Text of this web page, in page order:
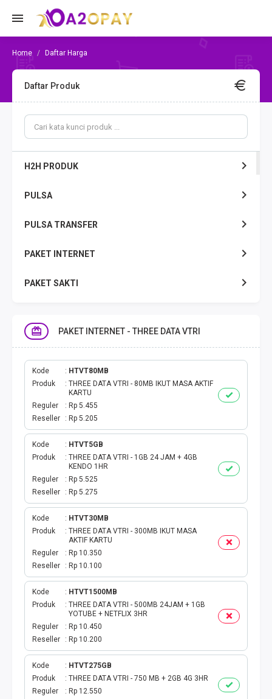
Daftar Harga
Daftar Produk
H2H PRODUK
PULSA
PULSA TRANSFER
PAKET INTERNET
PAKET SAKTI
EMONEY
PAKET SAKTI ALL OPT
TELEPON & SMS
PAKET SMS
AKTIVASI PAKET
VOUCHER DATA
VOUCHER TV
ISI ULANG GAME
TAG PLN
TAG PDAM
TAG BPJS
TAG TELKOM
PAKET INTERNET - THREE DATA VTRI
Kode
HTVT80MB
Produk
THREE DATA VTRI - 80MB IKUT MASA AKTIF
KARTU
Reguler
Rp 5.455
Reseller
Rp 5.205
Kode
HTVT5GB
Produk
THREE DATA VTRI - 1GB 24 JAM + 4GB
KENDO 1HR
Reguler
Rp 5.525
Reseller
Rp 5.275
Kode
HTVT30MB
Produk
THREE DATA VTRI - 300MB IKUT MASA
AKTIF KARTU
Reguler
Rp 10.350
Reseller
Rp 10.100
Kode
HTVT1500MB
Produk
THREE DATA VTRI - 500MB 24JAM + 1GB
YOTUBE + NETFLIX 3HR
Reguler
Rp 10.450
Reseller
Rp 10.200
Kode
HTVT275GB
Produk
THREE DATA VTRI - 750 MB + 2GB 4G 3HR
Reguler
Rp 12.550